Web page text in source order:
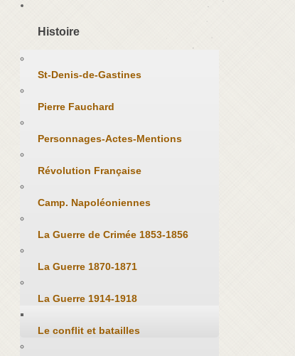
Histoire
St-Denis-de-Gastines
Pierre Fauchard
Personnages-Actes-Mentions
Révolution Française
Camp. Napoléoniennes
La Guerre de Crimée 1853-1856
La Guerre 1870-1871
La Guerre 1914-1918
Le conflit et batailles